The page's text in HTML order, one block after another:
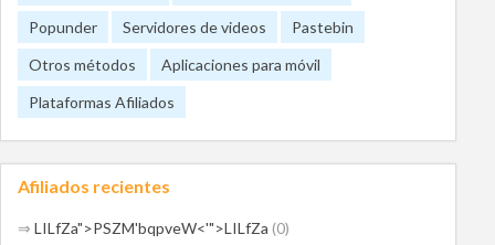
Popunder
Servidores de videos
Pastebin
Otros métodos
Aplicaciones para móvil
Plataformas Afiliados
Afiliados recientes
⇒ LILfZa">PSZM'bqpveW<'">LILfZa (0)